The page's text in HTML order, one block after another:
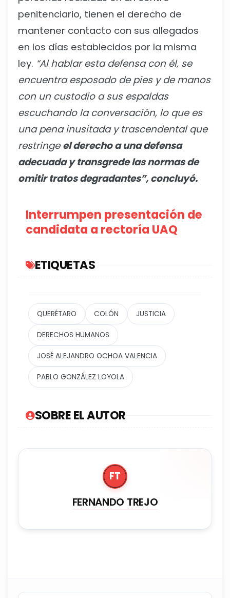
penitenciario, tienen el derecho de
mantener contacto con sus allegados
en los días establecidos por la misma
ley. “Al hablar esta defensa con él, se
encuentra esposado de pies y de manos
con un custodio a sus espaldas
escuchando la conversación, lo que es
una pena inusitada y trascendental que
restringe el derecho a una defensa
adecuada y transgrede las normas de
omitir tratos degradantes”, concluyó.
Interrumpen presentación de
candidata a rectoría UAQ
ETIQUETAS
QUERÉTARO COLÓN JUSTICIA
DERECHOS HUMANOS
JOSÉ ALEJANDRO OCHOA VALENCIA
PABLO GONZÁLEZ LOYOLA
SOBRE EL AUTOR
FT
FERNANDO TREJO